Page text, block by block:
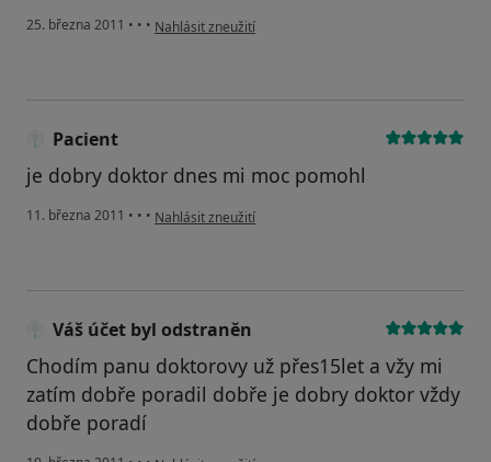
25. března 2011 • • • podle názoru uživatele Pacient
Nahlásit zneužití
Pacient
je dobry doktor dnes mi moc pomohl
11. března 2011 • • • podle názoru uživatele Pacient
Nahlásit zneužití
Váš účet byl odstraněn
Chodím panu doktorovy už přes15let a vžy mi
zatím dobře poradil dobře je dobry doktor vždy
dobře poradí
podle názoru uživatele Váš účet byl odstraněn